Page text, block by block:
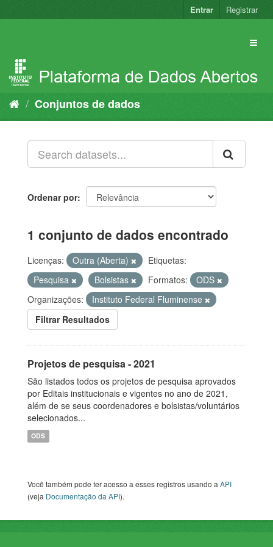
para
Entrar Registrar
Conjuntos de dados
Ordenar por
1 conjunto de dados encontrado
Licenças: Outra (Aberta)
Etiquetas:
Pesquisa
Bolsistas Formatos:
ODS
Organizações:
Instituto Federal Fluminense
Filtrar Resultados
Projetos de pesquisa - 2021
São listados todos os projetos de pesquisa aprovados
por Editais institucionais e vigentes no ano de 2021,
além de se seus coordenadores e bolsistas/voluntários
selecionados...
ODS
Você também pode ter acesso a esses registros usando aAPI
(veja Documentação da API).